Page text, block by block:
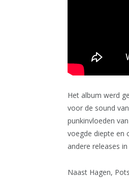
Het album werd
voor de sound
punkinvloeden
voegde diepte en
andere releases
Naast Hagen,